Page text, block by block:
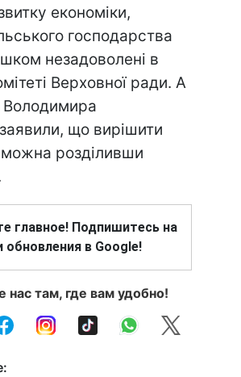
економіки,
господарства
незадоволені в
Верховної ради. А
Володимира
що вирішити
можна розділивши
главное! Подпишитесь на
обновления в Google!
нас там, где вам удобно!